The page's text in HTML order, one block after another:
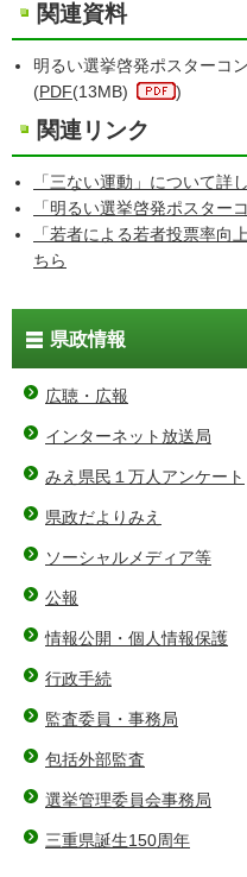
関連資料
明るい選挙啓発ポスターコ
(PDF(13MB) )
関連リンク
「三ない運動」について詳
「明るい選挙啓発ポスター
「若者による若者投票率向
ちら
県政情報
広聴・広報
インターネット放送局
みえ県民１万人アンケート
県政だよりみえ
ソーシャルメディア等
公報
情報公開・個人情報保護
行政手続
監査委員・事務局
包括外部監査
選挙管理委員会事務局
三重県誕生150周年